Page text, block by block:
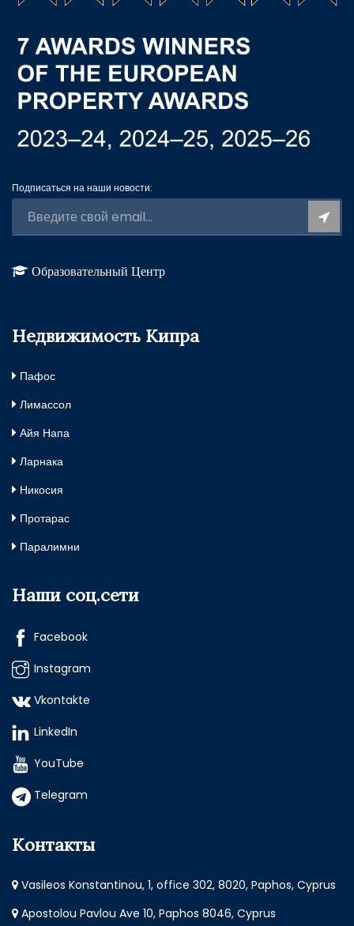
Подписаться на наши новости:
Образовательный Центр
Недвижимость Кипра
Пафос
Лимассол
Айя Напа
Ларнака
Никосия
Протарас
Паралимни
Наши соц.сети
Facebook
Instagram
Vkontakte
LinkedIn
YouTube
Telegram
Контакты
Vasileos Konstantinou, 1, office 302, 8020, Paphos, Cyprus
Apostolou Pavlou Ave 10, Paphos 8046, Cyprus